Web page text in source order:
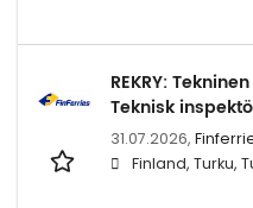
REKRY:
Teknisk
31.07.2026,
Finland, Turku,